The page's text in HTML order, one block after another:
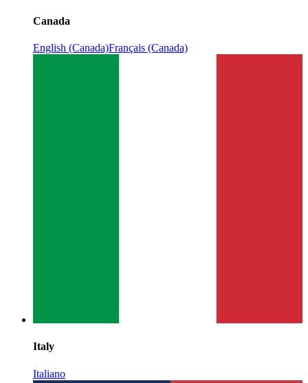
Canada
English (Canada)Français (Canada)
Italy
Italiano